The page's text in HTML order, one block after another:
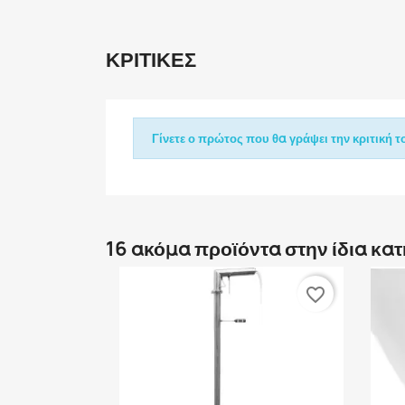
ΚΡΙΤΙΚΈΣ
Γίνετε ο πρώτος που θα γράψει την κριτική
16 ακόμα προϊόντα στην ίδια
favorite_border